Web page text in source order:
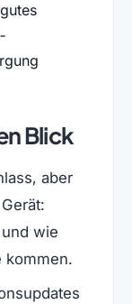
Blick
aber
wie
kommen.